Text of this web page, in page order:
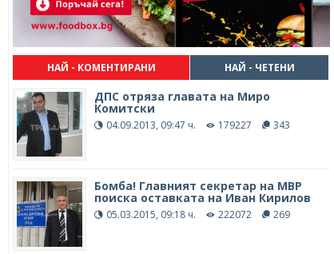
НАЙ - КОМЕНТИРАНИ НАЙ - ЧЕТЕНИ
ДПС отряза главата на Миро
Комитски
04.09.2013, 09:47 ч. 179227 343
Бомба! Главният секретар на МВР
поиска оставката на Иван Кирилов
05.03.2015, 09:18 ч. 222072 269